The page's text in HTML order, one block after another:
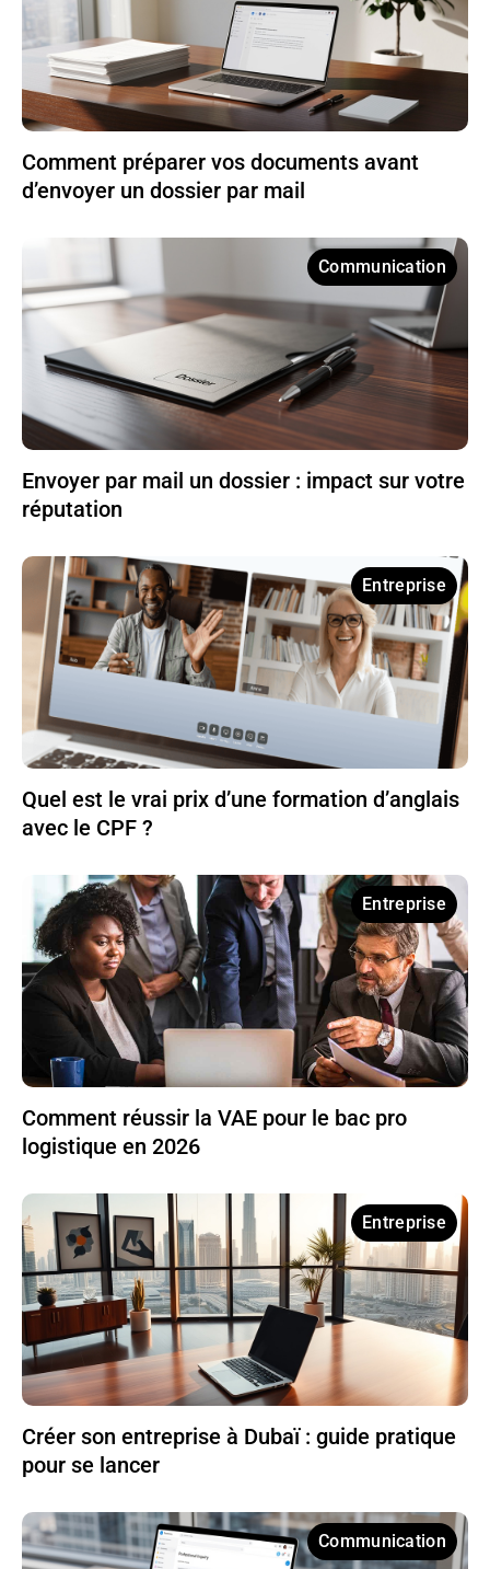
Comment préparer vos documents avant
d’envoyer un dossier par mail
Communication
Envoyer par mail un dossier : impact sur votre
réputation
Entreprise
Quel est le vrai prix d’une formation d’anglais
avec le CPF ?
Entreprise
Comment réussir la VAE pour le bac pro
logistique en 2026
Entreprise
Créer son entreprise à Dubaï : guide pratique
pour se lancer
Communication